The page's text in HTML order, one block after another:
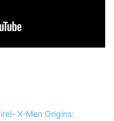
X-Men Origins: